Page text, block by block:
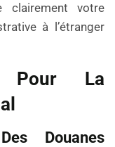
votre
à l’étranger
Pour La
Douanes